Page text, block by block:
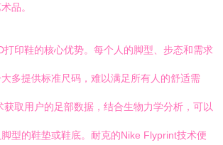
品。
打印鞋的核心优势。每个人的脚型、步态和需求
多提供标准尺码，难以满足所有人的舒适需
取用户的足部数据，结合生物力学分析，可以
型的鞋垫或鞋底。耐克的Nike Flyprint技术便